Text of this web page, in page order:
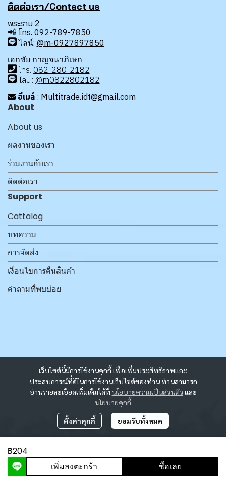
฿204
เพิ่มลงตะกร้า ซื้อเลย
เว็บไซต์นี้มีการใช้งานคุกกี้ เพื่อเพิ่มประสิทธิภาพและ
ประสบการณ์ที่ดีในการใช้งานเว็บไซต์ของท่าน ท่านสามารถ
อ่านรายละเอียดเพิ่มเติมได้ที่ นโยบายความเป็นส่วนตัว และ
นโยบายคุกกี้
ตั้งค่าคุกกี้ ยอมรับทั้งหมด
ติดต่อเรา/Contact us
พระราม 2
📲 โทร. 092-789-7850
ไลน์: @m-0927897850
เอกชัย กาญจนาภิเษก
โทร. 082-280-2182
ไลน์: @m0822802182
อีเมล์ : Multitrade.idt@gmail.com
About
About us
ผลงานของเรา
ร่วมงานกับเรา
ติดต่อเรา
Support
Cattalog
บทความ
การจัดส่ง
เงื่อนไขการคืนสินค้า
คำถามที่พบบ่อย
ผู้เข้าชมวันนี้1,889
Powered By MakeWebEasy